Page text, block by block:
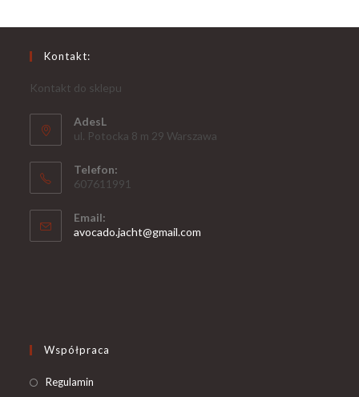
Kontakt:
Kontakt do sklepu
AdesL
ul. Potocka 8 m 29 Warszawa
Telefon:
607611991
Email:
avocado.jacht@gmail.com
Współpraca
Regulamin